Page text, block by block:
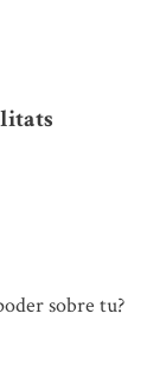
sobre tu?